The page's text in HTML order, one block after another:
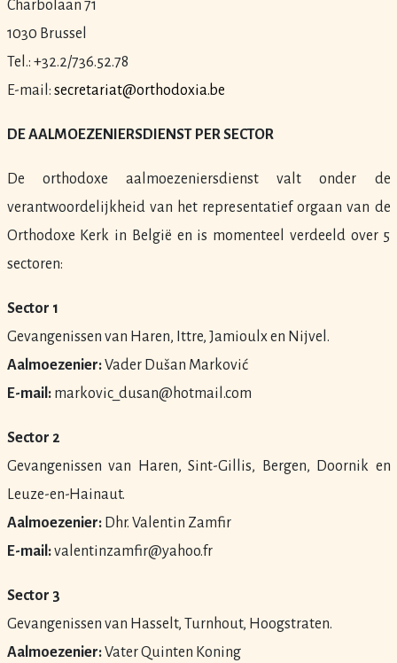
Charbolaan 71
1030 Brussel
Tel.: +32.2/736.52.78
E-mail: secretariat@orthodoxia.be
DE AALMOEZENIERSDIENST PER SECTOR
De orthodoxe aalmoezeniersdienst valt onder de
verantwoordelijkheid van het representatief orgaan van de
Orthodoxe Kerk in België en is momenteel verdeeld over 5
sectoren:
Sector 1
Gevangenissen van Haren, Ittre, Jamioulx en Nijvel.
Aalmoezenier:Vader Dušan Marković
E-mail:markovic_dusan@hotmail.com
Sector 2
Gevangenissen van Haren, Sint-Gillis, Bergen, Doornik en
Leuze-en-Hainaut.
Aalmoezenier:Dhr. Valentin Zamfir
E-mail:valentinzamfir@yahoo.fr
Sector 3
Gevangenissen van Hasselt, Turnhout, Hoogstraten.
Aalmoezenier:Vater Quinten Koning